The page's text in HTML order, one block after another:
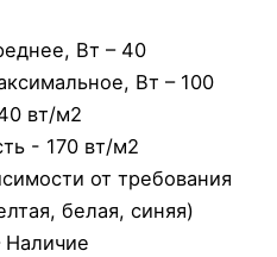
Вт – 40
Вт – 100
вт/м2
- 170 вт/м2
от требования
белая, синяя)
Наличие